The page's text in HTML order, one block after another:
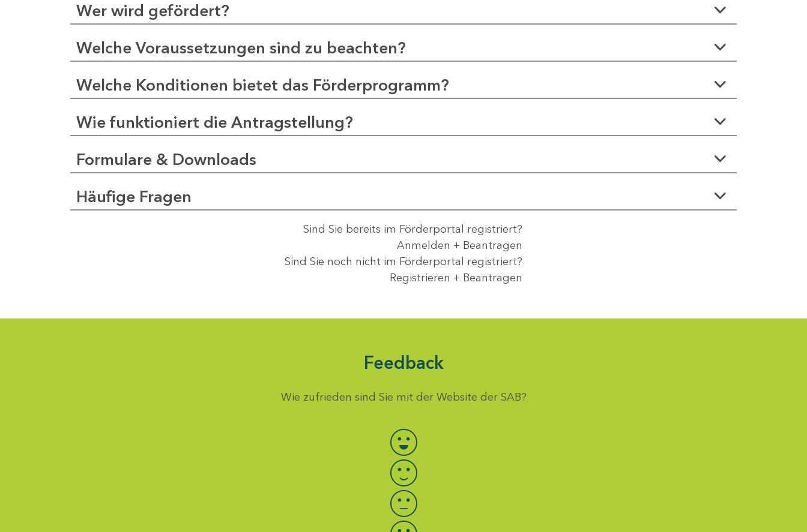
Wer wird gefördert?
Welche Voraussetzungen sind zu beachten?
Welche Konditionen bietet das Förderprogramm?
Wie funktioniert die Antragstellung?
Formulare & Downloads
Häufige Fragen
Sind Sie bereits im Förderportal registriert?
Anmelden + Beantragen
Sind Sie noch nicht im Förderportal registriert?
Registrieren + Beantragen
Feedback
Wie zufrieden sind Sie mit der Website der SAB?
Bewertung auswählen